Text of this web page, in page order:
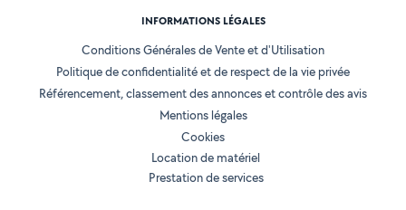
INFORMATIONS LÉGALES
Conditions Générales de Vente et d'Utilisation
Politique de confidentialité et de respect de la vie privée
Référencement, classement des annonces et contrôle des avis
Mentions légales
Cookies
Location de matériel
Prestation de services